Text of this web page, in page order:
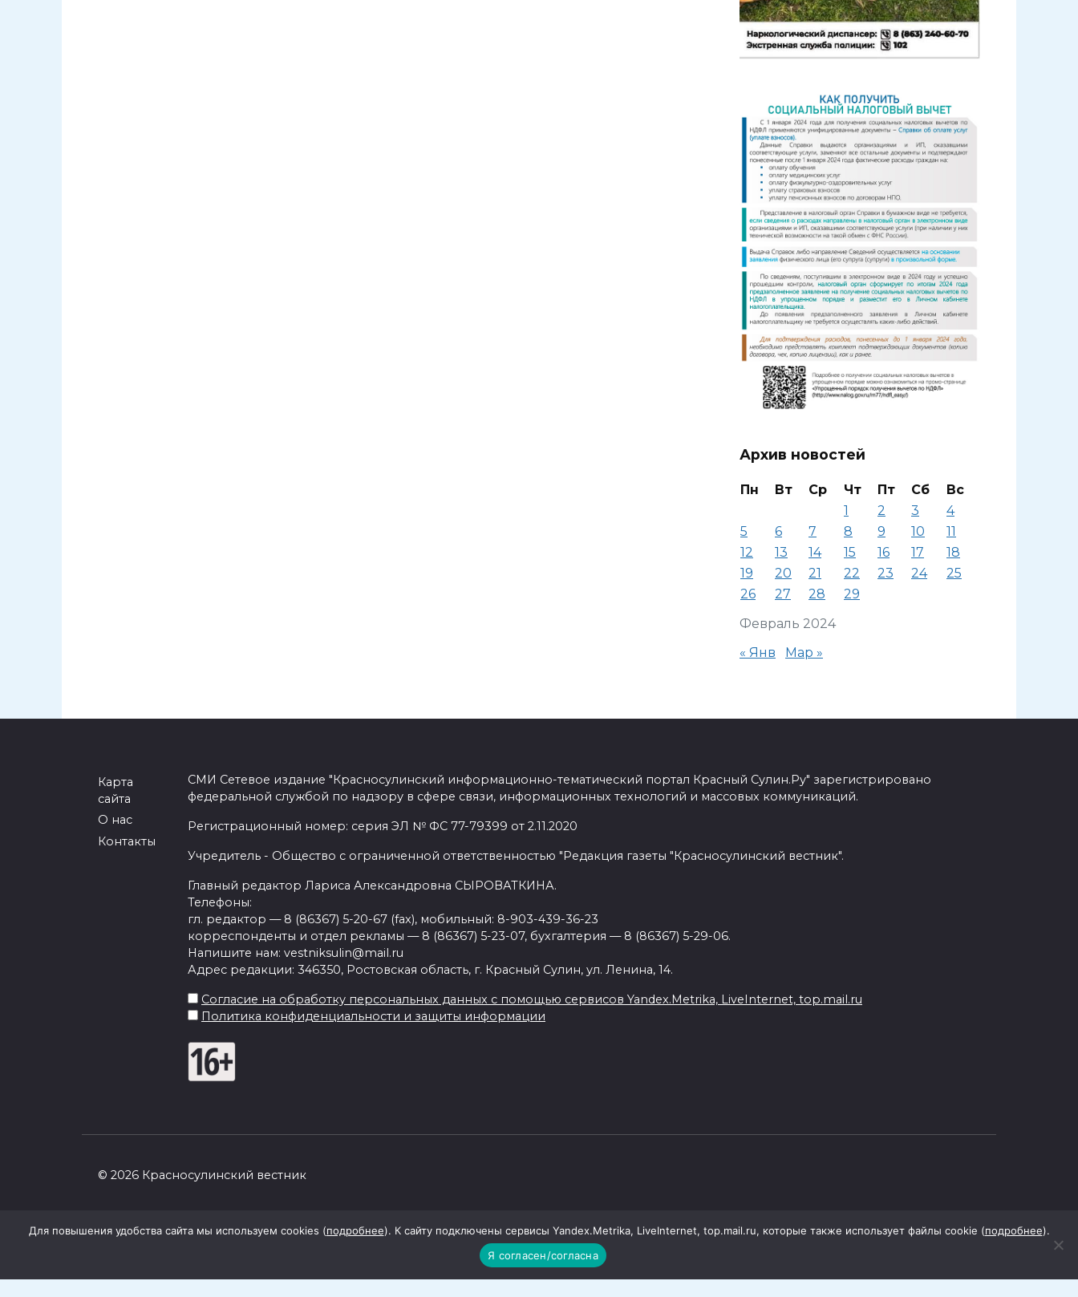
Архив новостей
Февраль 2024
Пн Вт Ср Чт Пт Сб
Вс
1
2 3
4
5
6 7 8 9 10
11
12
13 14 15 16 17
18
19
20 21 22 23 24
25
26
27 28 29
« Янв Мар »
Карта
сайта
О нас
Контакты
СМИ Сетевое издание "Красносулинский информационно-тематический портал Красный Сулин.Ру" зарегистрировано
федеральной службой по надзору в сфере связи, информационных технологий и массовых коммуникаций.
Регистрационный номер: серия ЭЛ № ФС 77-79399 от 2.11.2020
Учредитель - Общество с ограниченной ответственностью "Редакция газеты "Красносулинский вестник".
Главный редактор Лариса Александровна СЫРОВАТКИНА.
Телефоны:
гл. редактор — 8 (86367) 5-20-67 (fax), мобильный: 8-903-439-36-23
корреспонденты и отдел рекламы — 8 (86367) 5-23-07, бухгалтерия — 8 (86367) 5-29-06.
Напишите нам: vestniksulin@mail.ru
Адрес редакции: 346350, Ростовская область, г. Красный Сулин, ул. Ленина, 14.
Согласие на обработку персональных данных с помощью сервисов Yandex.Metrika, LiveInternet, top.mail.ru
Политика конфиденциальности и защиты информации
© 2026 Красносулинский вестник
Для повышения удобства сайта мы используем cookies (подробнее). К сайту подключены сервисы Yandex.Metrika, LiveInternet, top.mail.ru, которые также использует файлы cookie (подробнее).
Я согласен/согласна